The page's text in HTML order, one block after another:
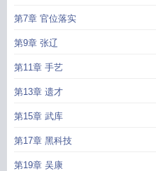
第7章 官位落实
第9章 张辽
第11章 手艺
第13章 遗才
第15章 武库
第17章 黑科技
第19章 吴康